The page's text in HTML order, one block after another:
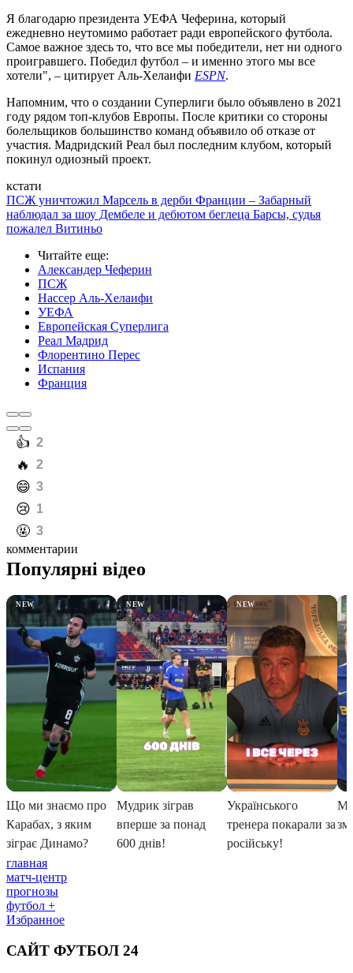
Я благодарю президента УЕФА Чеферина, который
ежедневно неутомимо работает ради европейского футбола.
Самое важное здесь то, что все мы победители, нет ни одного
проигравшего. Победил футбол – и именно этого мы все
хотели", – цитирует Аль-Хелаифи ESPN.
Напомним, что о создании Суперлиги было объявлено в 2021
году рядом топ-клубов Европы. После критики со стороны
болельщиков большинство команд объявило об отказе от
участия. Мадридский Реал был последним клубом, который
покинул одиозный проект.
кстати
ПСЖ уничтожил Марсель в дерби Франции – Забарный
наблюдал за шоу Дембеле и дебютом беглеца Барсы, судья
пожалел Витиньо
Читайте еще:
Александер Чеферин
ПСЖ
Нассер Аль-Хелаифи
УЕФА
Европейская Суперлига
Реал Мадрид
Флорентино Перес
Испания
Франция
️👍 2
️🔥 2
️😄 3
️😢 1
️🤬 3
комментарии
главная
матч-центр
прогнозы
футбол +
Избранное
САЙТ ФУТБОЛ 24